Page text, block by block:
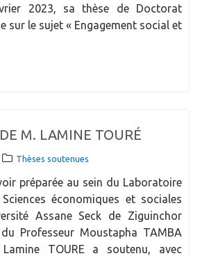
2023, sa thèse de Doctorat
sur le sujet « Engagement social et
M. LAMINE TOURÉ
Thèses soutenues
préparée au sein du Laboratoire
économiques et sociales
Assane Seck de Ziguinchor
Professeur Moustapha TAMBA
Lamine TOURE a soutenu, avec